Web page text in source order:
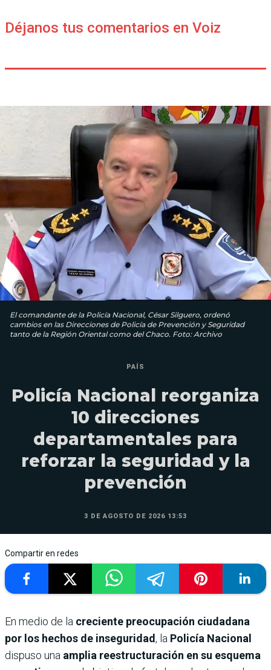
Déjanos tus comentarios en Voiz
El comandante de la Policía Nacional, César Silguero, ordenó
cambios en las Direcciones de Policía de Prevención y Seguridad
tanto de la Región Oriental como del Chaco. Foto: Archivo
PAÍS
Policía Nacional reorganiza
10 direcciones
departamentales para
reforzar la seguridad y la
prevención
3 DE AGOSTO DE 2026 13:53
Compartir en redes
En medio de la creciente preocupación ciudadana
por los hechos de inseguridad, la Policía Nacional
dispuso una amplia reestructuración en su esquema